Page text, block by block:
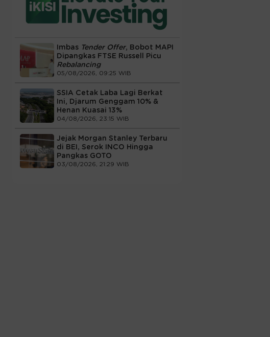
Imbas Tender Offer, Bobot MAPI
Dipangkas FTSE Russell Picu
Rebalancing
05/08/2026, 09:25 WIB
SSIA Cetak Laba Lagi Berkat
Ini, Djarum Genggam 10% &
Henan Kuasai 13%
04/08/2026, 23:15 WIB
Jejak Morgan Stanley Terbaru
di BEI, Serok INCO Hingga
Pangkas GOTO
03/08/2026, 21:29 WIB